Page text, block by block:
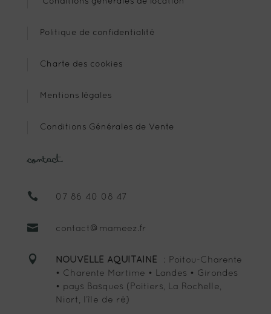
Conditions générales de location
Politique de confidentialité
Charte des cookies
Mentions légales
Conditions Générales de Vente
Contact
 07 86 40 08 47
 contact@mameez.fr
 NOUVELLE AQUITAINE
: Poitou-Charente
• Charente Martime • Landes • Girondes
• pays Basques (Poitiers, La Rochelle,
Niort, l’île de ré)